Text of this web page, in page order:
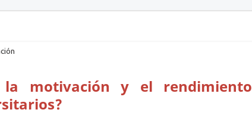
motivación y el rendimiento